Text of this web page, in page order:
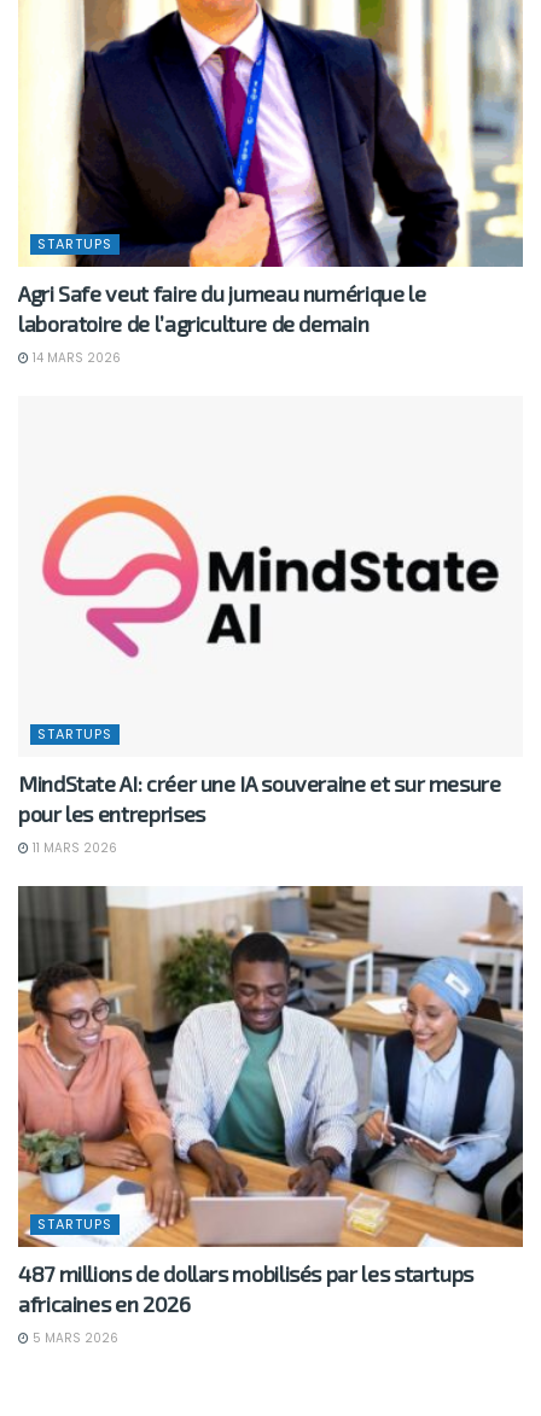
STARTUPS
Agri Safe veut faire du jumeau numérique le
laboratoire de l’agriculture de demain
14 MARS 2026
STARTUPS
MindState AI: créer une IA souveraine et sur mesure
pour les entreprises
11 MARS 2026
STARTUPS
487 millions de dollars mobilisés par les startups
africaines en 2026
5 MARS 2026